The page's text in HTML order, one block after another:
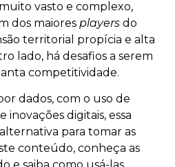
vasto e complexo,
dos maiores players do
territorial propícia e alta
lado, há desafios a serem
competitividade.
dados, com o uso de
inovações digitais, essa
para tomar as
conteúdo, conheça as